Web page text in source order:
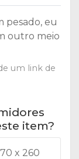
pesado, eu
outro meio
um link de
item?
x 260